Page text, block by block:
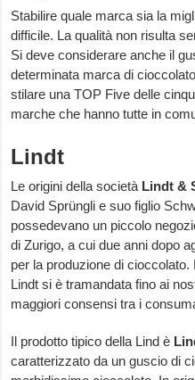
Stabilire quale marca sia la
difficile. La qualità non risulta
Si deve considerare anche il
determinata marca di
stilare una TOP Five delle
marche che hanno tutte in
Lindt
Le origini della società Lindt &
David Sprüngli e suo figlio
possedevano un piccolo
di Zurigo, a cui due anni dopo
per la produzione di
Lindt si è tramandata fino ai
maggiori consensi tra i
Il prodotto tipico della Lind è
caratterizzato da un guscio di